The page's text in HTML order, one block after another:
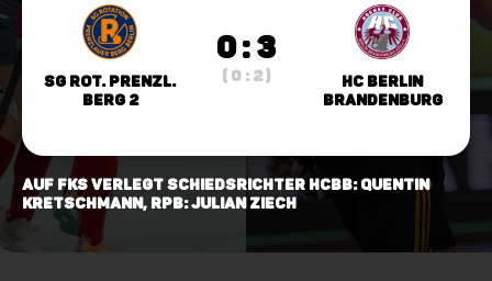
SG Rot. Prenzl.
Berg 2
0 : 3
( 0 : 2 )
HC Berlin
Brandenburg
auf FKS verlegt Schiedsrichter HCBB: Quentin
Kretschmann, RPB: Julian Ziech